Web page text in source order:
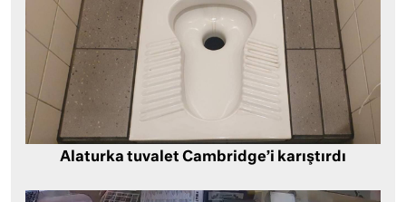
Alaturka tuvalet Cambridge’i karıştırdı